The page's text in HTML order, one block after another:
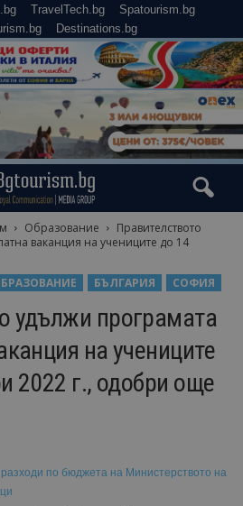
TravelTech.bg
Spatourism.bg
Destinations.bg
Образование
Правителството
ваканция на учениците до 14
БЪЛГАРИЯ СОФИЯ
удължи програмата
на учениците
2022 г., одобри още